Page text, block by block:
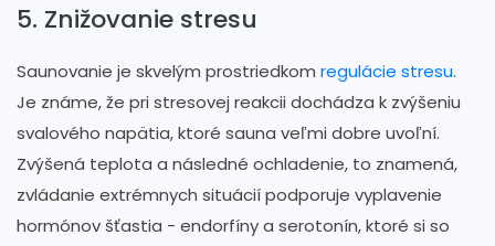
5. Znižovanie stresu
Saunovanie je skvelým prostriedkom regulácie stresu.
Je známe, že pri stresovej reakcii dochádza k zvýšeniu
svalového napätia, ktoré sauna veľmi dobre uvoľní.
Zvýšená teplota a následné ochladenie, to znamená,
zvládanie extrémnych situácií podporuje vyplavenie
hormónov šťastia - endorfíny a serotonín, ktoré si so